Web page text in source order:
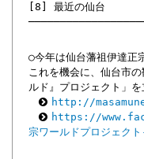
[8] 最近の仙台
○今年は仙台藩祖伊達正
これを機会に、仙台市
ルド』プロジェクト」を
http://
https://
宗ワールドプロジェク